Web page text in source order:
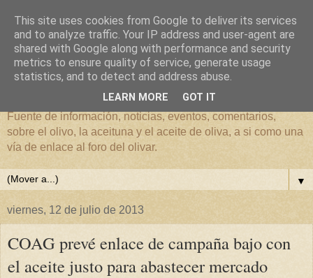
El mundo del Olivar
Fuente de información, noticias, eventos, comentarios,
sobre el olivo, la aceituna y el aceite de oliva, a si como una
vía de enlace al foro del olivar.
▼
viernes, 12 de julio de 2013
COAG prevé enlace de campaña bajo con
el aceite justo para abastecer mercado
This site uses cookies from Google to deliver its services
and to analyze traffic. Your IP address and user-agent are
shared with Google along with performance and security
metrics to ensure quality of service, generate usage
statistics, and to detect and address abuse.
LEARN MORE GOT IT